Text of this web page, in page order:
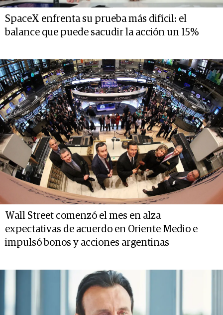
SpaceX enfrenta su prueba más difícil: el
balance que puede sacudir la acción un 15%
Wall Street comenzó el mes en alza
expectativas de acuerdo en Oriente Medio e
impulsó bonos y acciones argentinas